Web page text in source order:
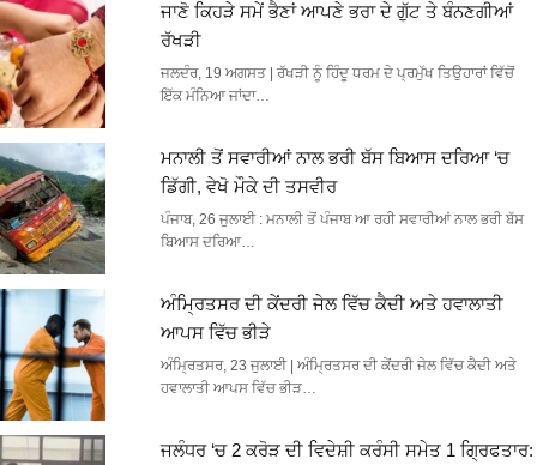
ਜਾਣੋ ਕਿਹੜੇ ਸਮੇਂ ਭੈਣਾਂ ਆਪਣੇ ਭਰਾ ਦੇ ਗੁੱਟ ਤੇ ਬੰਨਣਗੀਆਂ
ਰੱਖੜੀ
ਜਲਦੰਰ, 19 ਅਗਸਤ | ਰੱਖੜੀ ਨੂੰ ਹਿੰਦੂ ਧਰਮ ਦੇ ਪ੍ਰਮੁੱਖ ਤਿਉਹਾਰਾਂ ਵਿੱਚੋਂ
ਇੱਕ ਮੰਨਿਆ ਜਾਂਦਾ…
ਮਨਾਲੀ ਤੋਂ ਸਵਾਰੀਆਂ ਨਾਲ ਭਰੀ ਬੱਸ ਬਿਆਸ ਦਰਿਆ ‘ਚ
ਡਿੱਗੀ, ਵੇਖੋ ਮੌਕੇ ਦੀ ਤਸਵੀਰ
ਪੰਜਾਬ, 26 ਜੁਲਾਈ : ਮਨਾਲੀ ਤੋਂ ਪੰਜਾਬ ਆ ਰਹੀ ਸਵਾਰੀਆਂ ਨਾਲ ਭਰੀ ਬੱਸ
ਬਿਆਸ ਦਰਿਆ…
ਅੰਮ੍ਰਿਤਸਰ ਦੀ ਕੇਂਦਰੀ ਜੇਲ ਵਿੱਚ ਕੈਦੀ ਅਤੇ ਹਵਾਲਾਤੀ
ਆਪਸ ਵਿੱਚ ਭੀੜੇ
ਅੰਮ੍ਰਿਤਸਰ, 23 ਜੁਲਾਈ | ਅੰਮ੍ਰਿਤਸਰ ਦੀ ਕੇਂਦਰੀ ਜੇਲ ਵਿੱਚ ਕੈਦੀ ਅਤੇ
ਹਵਾਲਾਤੀ ਆਪਸ ਵਿੱਚ ਭੀੜ…
ਜਲੰਧਰ ‘ਚ 2 ਕਰੋੜ ਦੀ ਵਿਦੇਸ਼ੀ ਕਰੰਸੀ ਸਮੇਤ 1 ਗ੍ਰਿਫਤਾਰ: